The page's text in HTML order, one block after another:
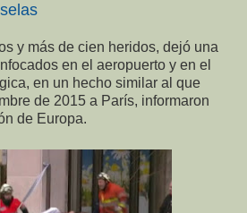
y más de cien heridos, dejó una
en el aeropuerto y en el
en un hecho similar al que
de 2015 a París, informaron
de Europa.